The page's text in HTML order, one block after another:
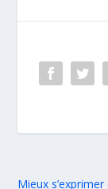
Mieux s’exprimer